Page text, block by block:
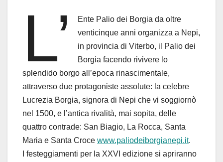
L’
Ente Palio dei Borgia da oltre
venticinque anni organizza a Nepi,
in provincia di Viterbo, il Palio dei
Borgia facendo rivivere lo
splendido borgo all’epoca rinascimentale,
attraverso due protagoniste assolute: la celebre
Lucrezia Borgia, signora di Nepi che vi soggiornò
nel 1500, e l’antica rivalità, mai sopita, delle
quattro contrade: San Biagio, La Rocca, Santa
Maria e Santa Croce www.paliodeiborgianepi.it.
I festeggiamenti per la XXVI edizione si apriranno